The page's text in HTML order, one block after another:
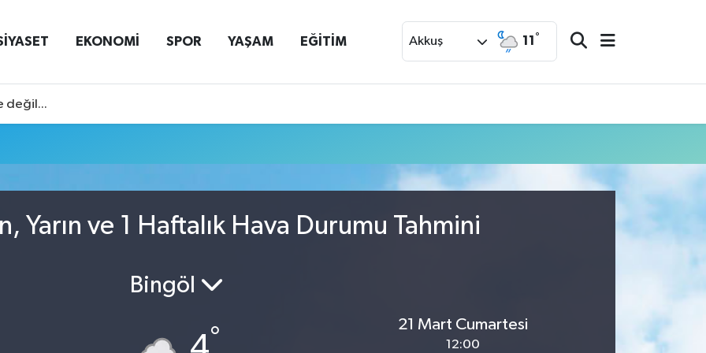
EKONOMİ SPOR YAŞAM EĞİTİM Akkuş 11 °
değil...
Yarın ve 1 Haftalık Hava Durumu Tahmini
Bingöl
°
21 Mart Cumartesi
12:00